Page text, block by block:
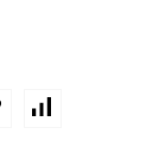
В избранное